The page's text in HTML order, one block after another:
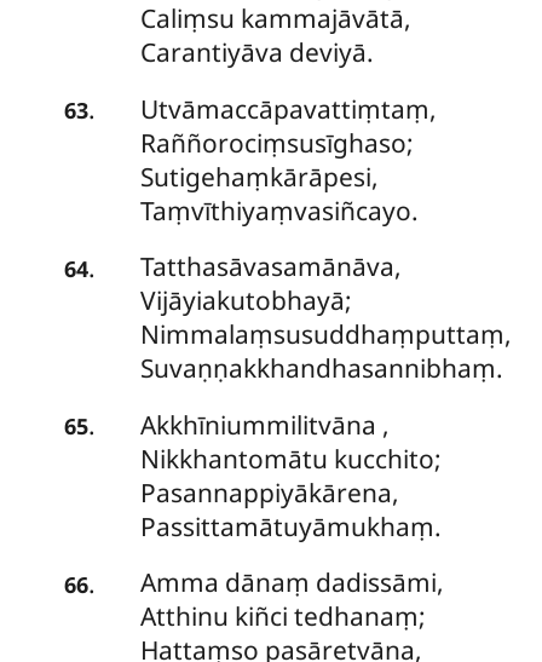
Caliṃsu kammajāvātā,
Carantiyāva deviyā.
63.
Utvāmaccāpavattiṃtaṃ,
Raññorociṃsusīghaso;
Sutigehaṃkārāpesi,
Taṃvīthiyaṃvasiñcayo.
64.
Tatthasāvasamānāva,
Vijāyiakutobhayā;
Nimmalaṃsusuddhaṃputtaṃ,
Suvaṇṇakkhandhasannibhaṃ.
65. Akkhīniummilitvāna ,
Nikkhantomātu kucchito;
Pasannappiyākārena,
Passittamātuyāmukhaṃ.
66.
Amma dānaṃ dadissāmi,
Atthinu kiñci tedhanaṃ;
Hattaṃso pasāretvāna,